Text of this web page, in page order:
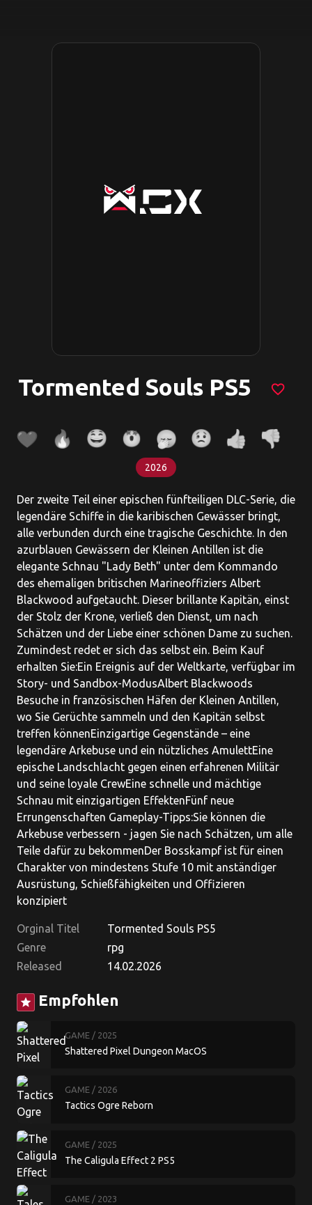
Tormented Souls PS5 favorite_border
2026
Der zweite Teil einer epischen fünfteiligen DLC-Serie, die
legendäre Schiffe in die karibischen Gewässer bringt,
alle verbunden durch eine tragische Geschichte. In den
azurblauen Gewässern der Kleinen Antillen ist die
elegante Schnau "Lady Beth" unter dem Kommando
des ehemaligen britischen Marineoffiziers Albert
Blackwood aufgetaucht. Dieser brillante Kapitän, einst
der Stolz der Krone, verließ den Dienst, um nach
Schätzen und der Liebe einer schönen Dame zu suchen.
Zumindest redet er sich das selbst ein. Beim Kauf
erhalten Sie:Ein Ereignis auf der Weltkarte, verfügbar im
Story- und Sandbox-ModusAlbert Blackwoods
Besuche in französischen Häfen der Kleinen Antillen,
wo Sie Gerüchte sammeln und den Kapitän selbst
treffen könnenEinzigartige Gegenstände – eine
legendäre Arkebuse und ein nützliches AmulettEine
epische Landschlacht gegen einen erfahrenen Militär
und seine loyale CrewEine schnelle und mächtige
Schnau mit einzigartigen EffektenFünf neue
Errungenschaften Gameplay-Tipps:Sie können die
Arkebuse verbessern - jagen Sie nach Schätzen, um alle
Teile dafür zu bekommenDer Bosskampf ist für einen
Charakter von mindestens Stufe 10 mit anständiger
Ausrüstung, Schießfähigkeiten und Offizieren
konzipiert
Orginal Titel
Tormented Souls PS5
Genre
rpg
Released
14.02.2026
star Empfohlen
GAME / 2025
Shattered Pixel Dungeon MacOS
GAME / 2026
Tactics Ogre Reborn
GAME / 2025
The Caligula Effect 2 PS5
GAME / 2023